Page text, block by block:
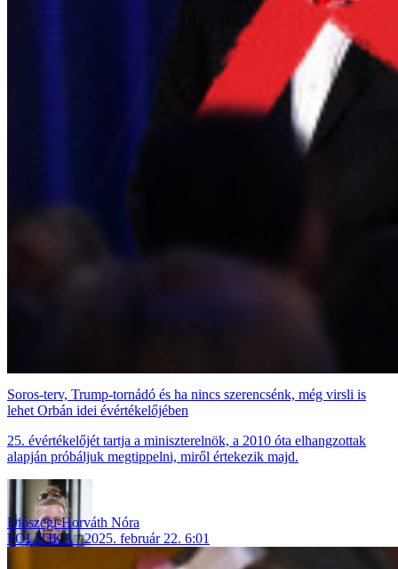
Soros-terv, Trump-tornádó és ha nincs szerencsénk, még virsli is
lehet Orbán idei évértékelőjében
25. évértékelőjét tartja a miniszterelnök, a 2010 óta elhangzottak
alapján próbáljuk megtippelni, miről értekezik majd.
Diószegi-Horváth Nóra
POLITIKA
2025. február 22. 6:01